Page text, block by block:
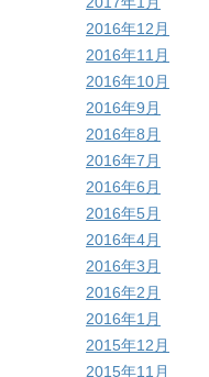
2016年12月
2016年11月
2016年10月
2016年9月
2016年8月
2016年7月
2016年6月
2016年5月
2016年4月
2016年3月
2016年2月
2016年1月
2015年12月
2015年11月